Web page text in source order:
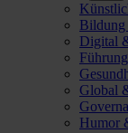
Digital
Global
Humor